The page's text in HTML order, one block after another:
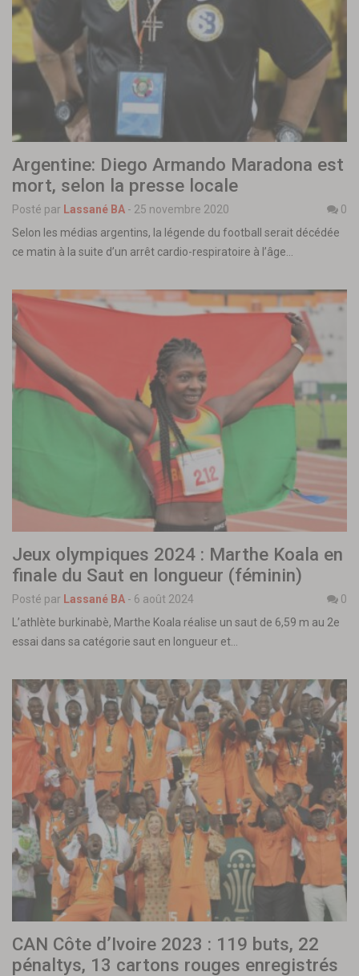
Argentine: Diego Armando Maradona est
mort, selon la presse locale
Posté par Lassané BA - 25 novembre 2020
0
Selon les médias argentins, la légende du football serait décédée
ce matin à la suite d’un arrêt cardio-respiratoire à l’âge…
Jeux olympiques 2024 : Marthe Koala en
finale du Saut en longueur (féminin)
Posté par Lassané BA - 6 août 2024
0
L’athlète burkinabè, Marthe Koala réalise un saut de 6,59 m au 2e
essai dans sa catégorie saut en longueur et…
CAN Côte d’Ivoire 2023 : 119 buts, 22
pénaltys, 13 cartons rouges enregistrés